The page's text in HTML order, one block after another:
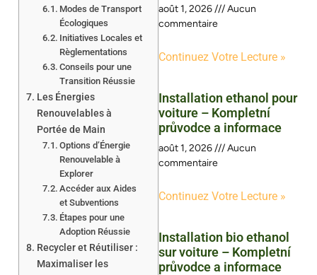
Modes de Transport
Écologiques
Initiatives Locales et
Règlementations
Conseils pour une
Transition Réussie
Les Énergies
Renouvelables à
Portée de Main
Options d’Énergie
Renouvelable à
Explorer
Accéder aux Aides
et Subventions
Étapes pour une
Adoption Réussie
Recycler et Réutiliser :
Maximaliser les
août 1, 2026
Aucun
commentaire
Continuez Votre Lecture »
Installation ethanol pour
voiture – Kompletní
průvodce a informace
août 1, 2026
Aucun
commentaire
Continuez Votre Lecture »
Installation bio ethanol
sur voiture – Kompletní
průvodce a informace